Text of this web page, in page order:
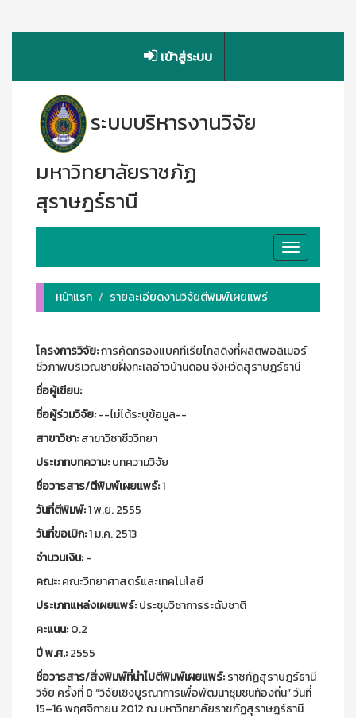
เข้าสู่ระบบ
ระบบบริหารงานวิจัย
มหาวิทยาลัยราชภัฏ
สุราษฎร์ธานี
Toggle
navigation
หน้าแรก
รายละเอียดงานวิจัยตีพิมพ์เผยแพร่
โครงการวิจัย:การคัดกรองแบคทีเรียไกลดิงที่ผลิตพอลิเมอร์
ชีวภาพบริเวณชายฝั่งทะเลอ่าวบ้านดอน จังหวัดสุราษฎร์ธานี
ชื่อผู้เขียน:
ชื่อผู้ร่วมวิจัย:--ไม่ได้ระบุข้อมูล--
สาขาวิชา:สาขาวิชาชีววิทยา
ประเภทบทความ:บทความวิจัย
ชื่อวารสาร/ตีพิมพ์เผยแพร์:1
วันที่ตีพิมพ์:1 พ.ย. 2555
วันที่ขอเบิก:1 ม.ค. 2513
จำนวนเงิน:-
คณะ:คณะวิทยาศาสตร์และเทคโนโลยี
ประเภทแหล่งเผยแพร์:ประชุมวิชาการระดับชาติ
คะแนน:0.2
ปี พ.ศ.:2555
ชื่อวารสาร/สิ่งพิมพ์ที่นำไปตีพิมพ์เผยแพร์:ราชภัฏสุราษฎร์ธานี
วิจัย ครั้งที่ 8 “วิจัยเชิงบูรณาการเพื่อพัฒนาชุมชนท้องถิ่น” วันที่
15–16 พฤศจิกายน 2012 ณ มหาวิทยาลัยราชภัฏสุราษฎร์ธานี